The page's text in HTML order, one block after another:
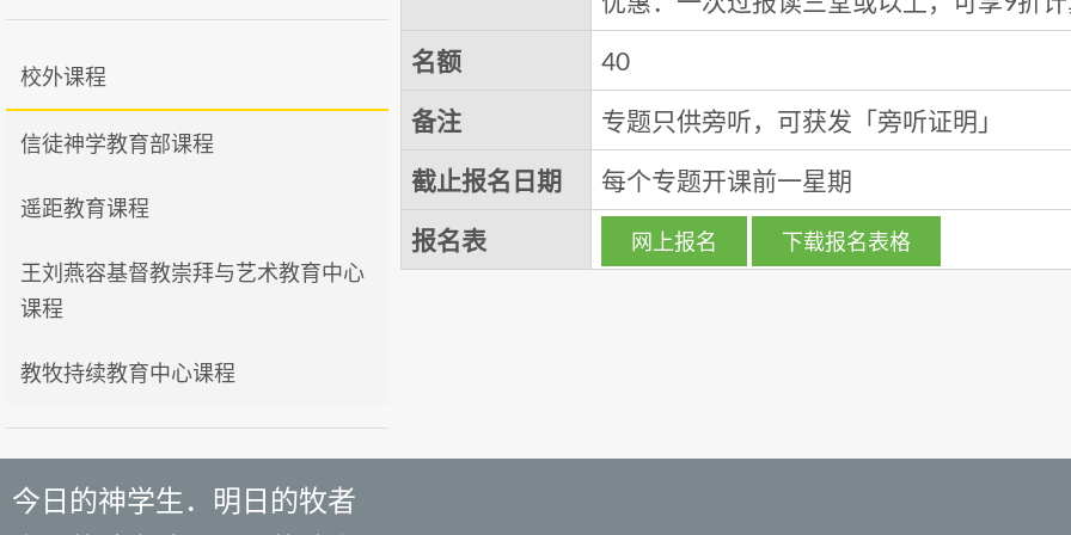
校外课程
信徒神学教育部课程
遥距教育课程
王刘燕容基督教崇拜与艺术教育中心
课程
教牧持续教育中心课程
名额
40
备注
专题只供旁听，可获发「旁听证明」
截止报名日期
每个专题开课前一星期
报名表
网上报名 下载报名表格
今日的神学生．明日的牧者